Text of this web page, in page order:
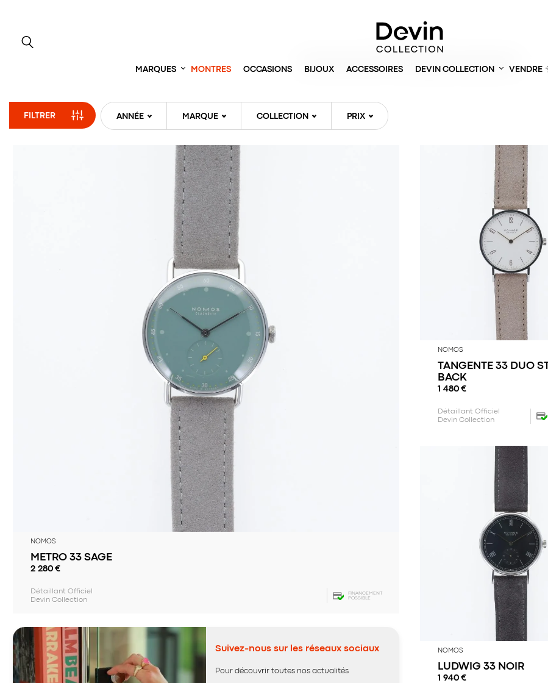
MARQUES MONTRES OCCASIONS BIJOUX ACCESSOIRES DEVIN COLLECTION VENDRE
FILTRER ANNÉE MARQUE COLLECTION PRIX
NOMOS
METRO 33 SAGE
2 280€
Détaillant Officiel
Devin Collection
FINANCEMENT
POSSIBLE
Suivez-nous sur les réseaux sociaux
Pour découvrir toutes nos actualités
NOMOS
TANGENTE 33 DUO
BACK
1 480 €
Détaillant Officiel
Devin Collection
NOMOS
LUDWIG 33 NOIR
1 940 €